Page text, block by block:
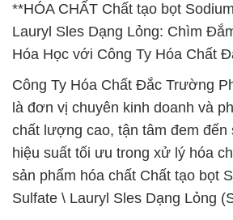
**HÓA CHẤT Chất tạo bọt
Lauryl Sles Dạng Lỏng: Chìm
Hóa Học với Công Ty Hóa Chất
Công Ty Hóa Chất Đắc Trường
là đơn vị chuyên kinh doanh và
chất lượng cao, tận tâm đem đến
hiệu suất tối ưu trong xử lý hóa
sản phẩm hóa chất Chất tạo bọt
Sulfate \ Lauryl Sles Dạng Lỏng